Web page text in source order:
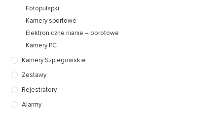
Fotopułapki
Kamery sportowe
Elektroniczne nianie – obrotowe
Kamery PC
Kamery Szpiegowskie
Zestawy
Rejestratory
Alarmy